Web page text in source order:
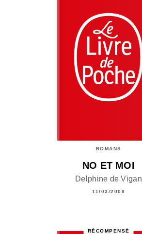
ROMANS
NO ET MOI
Delphine de Vigan
11/03/2009
RÉCOMPENSÉ